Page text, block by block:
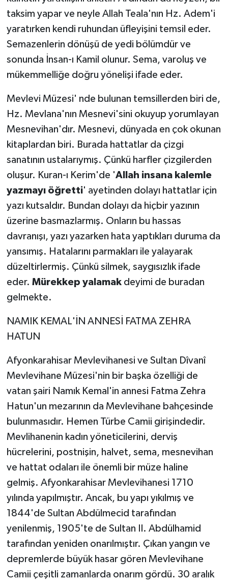
taksim yapar ve neyle Allah Teala'nın Hz. Adem'i
yaratırken kendi ruhundan üfleyişini temsil eder.
Semazenlerin dönüşü de yedi bölümdür ve
sonunda İnsan-ı Kamil olunur. Sema, varoluş ve
mükemmelliğe doğru yönelişi ifade eder.
Mevlevi Müzesi' nde bulunan temsillerden biri de,
Hz. Mevlana'nın Mesnevi'sini okuyup yorumlayan
Mesnevihan'dır. Mesnevi, dünyada en çok okunan
kitaplardan biri. Burada hattatlar da çizgi
sanatının ustalarıymış. Çünkü harfler çizgilerden
oluşur. Kuran-ı Kerim'de 'Allah insana kalemle
yazmayı öğretti' ayetinden dolayı hattatlar için
yazı kutsaldır. Bundan dolayı da hiçbir yazının
üzerine basmazlarmış. Onların bu hassas
davranışı, yazı yazarken hata yaptıkları duruma da
yansımış. Hatalarını parmakları ile yalayarak
düzeltirlermiş. Çünkü silmek, saygısızlık ifade
eder. Mürekkep yalamakdeyimi de buradan
gelmekte.
NAMIK KEMAL'İN ANNESİ FATMA ZEHRA
HATUN
Afyonkarahisar Mevlevihanesi ve Sultan Dîvanî
Mevlevihane Müzesi'nin bir başka özelliği de
vatan şairi Namık Kemal'in annesi Fatma Zehra
Hatun'un mezarının da Mevlevihane bahçesinde
bulunmasıdır. Hemen Türbe Camii girişindedir.
Mevlihanenin kadın yöneticilerini, derviş
hücrelerini, postnişin, halvet, sema, mesnevihan
ve hattat odaları ile önemli bir müze haline
gelmiş. Afyonkarahisar Mevlevihanesi 1710
yılında yapılmıştır. Ancak, bu yapı yıkılmış ve
1844'de Sultan Abdülmecid tarafından
yenilenmiş, 1905'te de Sultan II. Abdülhamid
tarafından yeniden onarılmıştır. Çıkan yangın ve
depremlerde büyük hasar gören Mevlevihane
Camii çeşitli zamanlarda onarım gördü. 30 aralık